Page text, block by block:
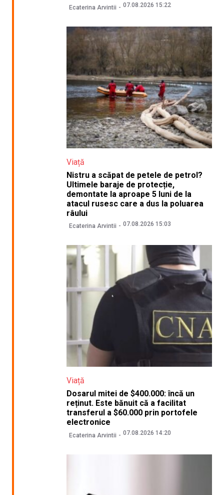
Ecaterina Arvintii 07.08.2026 15:22
Viață
Nistru a scăpat de petele de petrol?
Ultimele baraje de protecție,
demontate la aproape 5 luni de la
atacul rusesc care a dus la poluarea
râului
Ecaterina Arvintii 07.08.2026 15:03
Viață
Dosarul mitei de $400.000: încă un
reținut. Este bănuit că a facilitat
transferul a $60.000 prin portofele
electronice
Ecaterina Arvintii 07.08.2026 14:20